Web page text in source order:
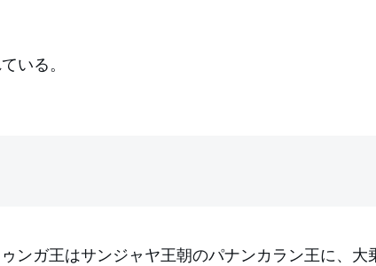
いる。
ンガ王はサンジャヤ王朝のパナンカラン王に、大